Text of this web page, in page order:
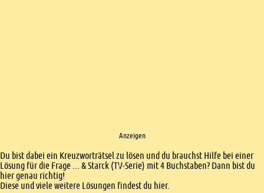
Anzeigen
Einleitung
Du bist dabei ein Kreuzworträtsel zu lösen und du brauchst Hilfe bei einer
Lösung für die Frage ... & Starck (TV-Serie) mit 4 Buchstaben? Dann bist du
hier genau richtig!
Diese und viele weitere Lösungen findest du hier.